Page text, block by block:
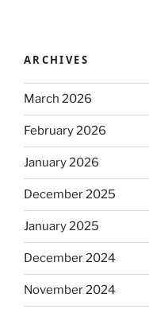
ARCHIVES
March 2026
February 2026
January 2026
December 2025
January 2025
December 2024
November 2024